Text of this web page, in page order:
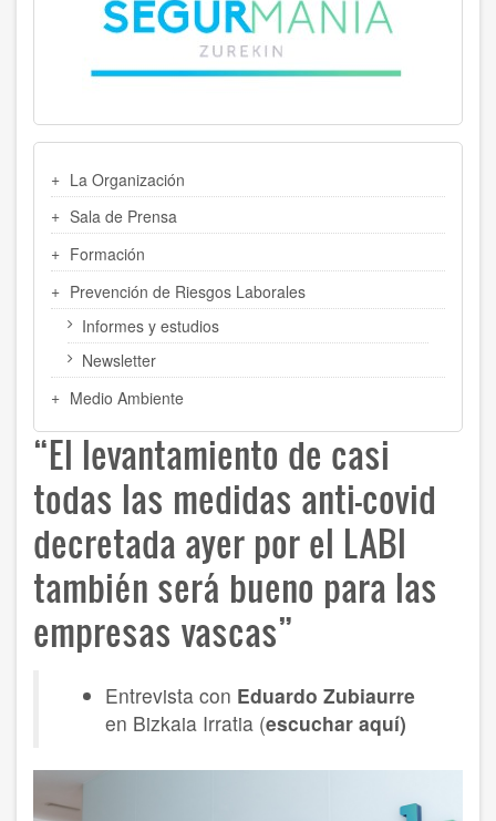
LATERAL
La Organización
Sala de Prensa
Formación
Prevención de Riesgos Laborales
Informes y estudios
Newsletter
Medio Ambiente
“El levantamiento de casi
todas las medidas anti-covid
decretada ayer por el LABI
también será bueno para las
empresas vascas”
Entrevista con Eduardo Zubiaurre
en Bizkaia Irratia (escuchar aquí)